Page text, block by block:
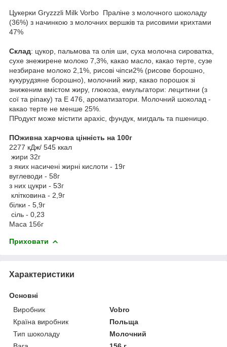
Цукерки Gryzzzli Milk Vorbo Праліне з молочного шоколаду
(36%) з начинкою з молочних вершків та рисовими крихтами
47%
Склад: цукор, пальмова та олія ши, суха молочна сироватка,
сухе знежирене молоко 7,3%, какао масло, какао терте, сузе
незбиране молоко 2,1%, рисові чіпси2% (рисове борошно,
кукурудзяне борошно), молочний жир, какао порошок зі
зниженим вмістом жиру, глюкоза, емульгатори: лецитини (з
сої та ріпаку) та Е 476, ароматизатори. Молочний шоколад -
какао терте не менше 25%.
ПРодукт може містити арахіс, фундук, мигдаль та пшеницю.
ПОживна харчова цінність на 100г
2277 кДж/ 545 ккал
жири 32г
з яких насичені жирні кислоти - 19г
вуглеводи - 58г
з них цукри - 53г
клітковина - 2,9г
білки - 5,9г
сіль - 0,23
Маса 156г
Приховати
Характеристики
Основні
Виробник
Vobro
Країна виробник
Польща
Тип шоколаду
Молочний